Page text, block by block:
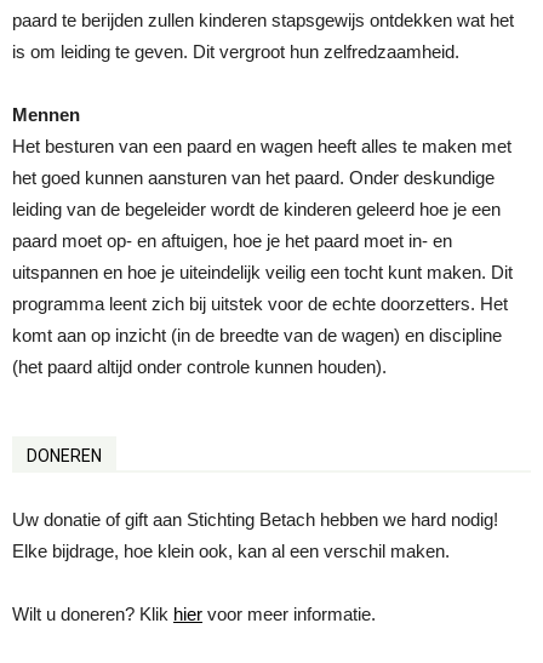
paard te berijden zullen kinderen stapsgewijs ontdekken wat het
is om leiding te geven. Dit vergroot hun zelfredzaamheid.
Mennen
Het besturen van een paard en wagen heeft alles te maken met
het goed kunnen aansturen van het paard. Onder deskundige
leiding van de begeleider wordt de kinderen geleerd hoe je een
paard moet op- en aftuigen, hoe je het paard moet in- en
uitspannen en hoe je uiteindelijk veilig een tocht kunt maken. Dit
programma leent zich bij uitstek voor de echte doorzetters. Het
komt aan op inzicht (in de breedte van de wagen) en discipline
(het paard altijd onder controle kunnen houden).
DONEREN
Uw donatie of gift aan Stichting Betach hebben we hard nodig!
Elke bijdrage, hoe klein ook, kan al een verschil maken.
Wilt u doneren? Klik hier voor meer informatie.